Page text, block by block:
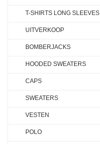
T-SHIRTS LONG SLEEVES
UITVERKOOP
BOMBERJACKS
HOODED SWEATERS
CAPS
SWEATERS
VESTEN
POLO